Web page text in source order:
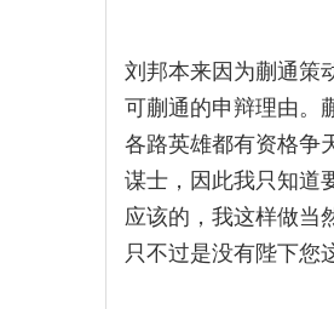
刘邦本来因为蒯通策
可蒯通的申辩理由。
各路英雄都有资格争
谋士，因此我只知道
应该的，我这样做当
只不过是没有陛下您